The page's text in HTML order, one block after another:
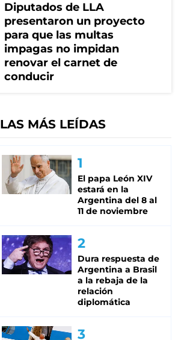
Diputados de LLA
presentaron un proyecto
para que las multas
impagas no impidan
renovar el carnet de
conducir
LAS MÁS LEÍDAS
El papa León XIV
estará en la
Argentina del 8 al
11 de noviembre
Dura respuesta de
Argentina a Brasil
a la rebaja de la
relación
diplomática